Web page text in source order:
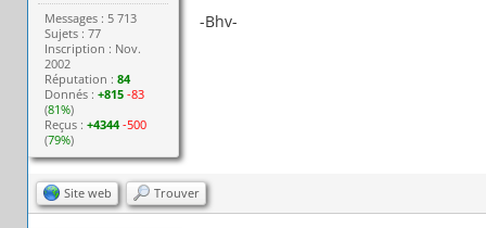
Messages : 5 713
Sujets : 77
Inscription : Nov.
2002
Réputation :84
Donnés :+815 -83
(81%)
Reçus :+4344 -500
(79%)
-Bhv-
Site web Trouver